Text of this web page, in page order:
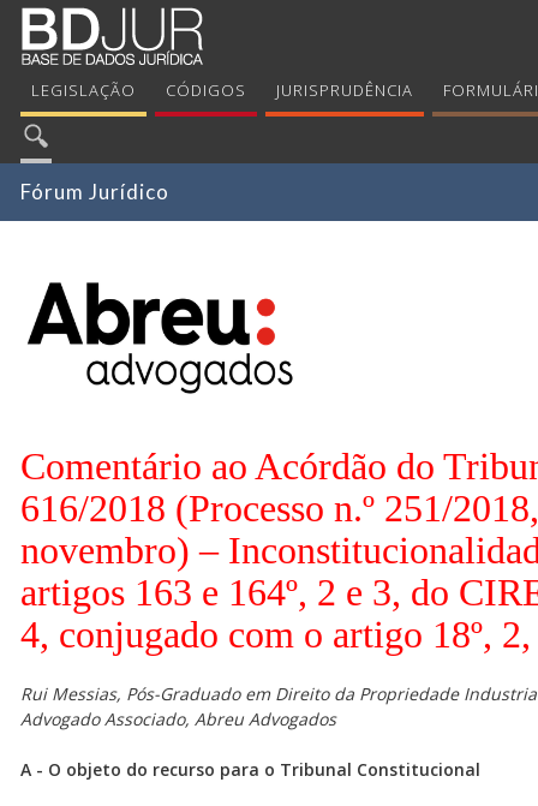
LEGISLAÇÃO CÓDIGOS JURISPRUDÊNCIA
Fórum Jurídico
Comentário ao Acórdão do
616/2018 (Processo n.º 251/
novembro) –
artigos 163 e 164º, 2 e 3, do
4, conjugado com o artigo 18º,
Rui Messias, Pós-Graduado em Direito da Propriedade
Advogado Associado, Abreu Advogados
A - O objeto do recurso para o Tribunal Constitucional